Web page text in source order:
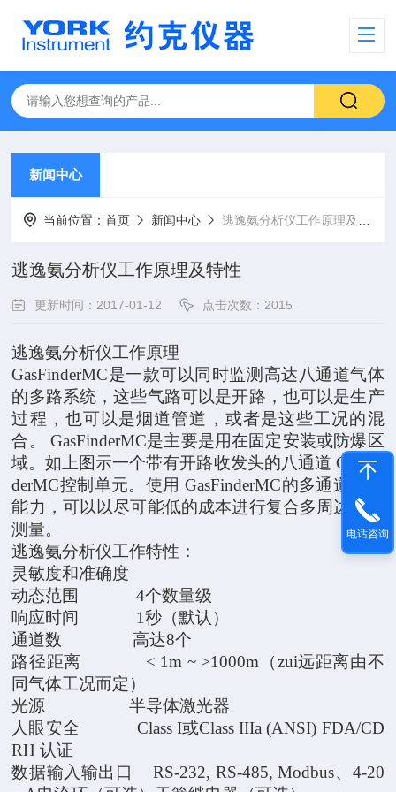
新闻中心
当前位置：首页 新闻中心 逃逸氨分析仪工作原理及特性
逃逸氨分析仪工作原理及特性
更新时间：2017-01-12 点击次数：2015
逃逸氨分析仪工作原理
GasFinderMC是一款可以同时监测高达八通道气体
的多路系统，这些气路可以是开路，也可以是生产
过程，也可以是烟道管道，或者是这些工况的混
合。 GasFinderMC是主要是用在固定安装或防爆区
域。如上图示一个带有开路收发头的八通道 GasFin
derMC控制单元。使用 GasFinderMC的多通道监测
能力，可以以尽可能低的成本进行复合多周边覆盖
测量。
逃逸氨分析仪工作特性：
灵敏度和准确度
动态范围 4个数量级
响应时间 1秒（默认）
通道数 高达8个
路径距离 < 1m ~ >1000m（zui远距离由不
同气体工况而定）
光源 半导体激光器
人眼安全 Class I或Class IIIa (ANSI) FDA/CD
RH 认证
数据输入输出口 RS-232, RS-485, Modbus、4-20
电话咨询